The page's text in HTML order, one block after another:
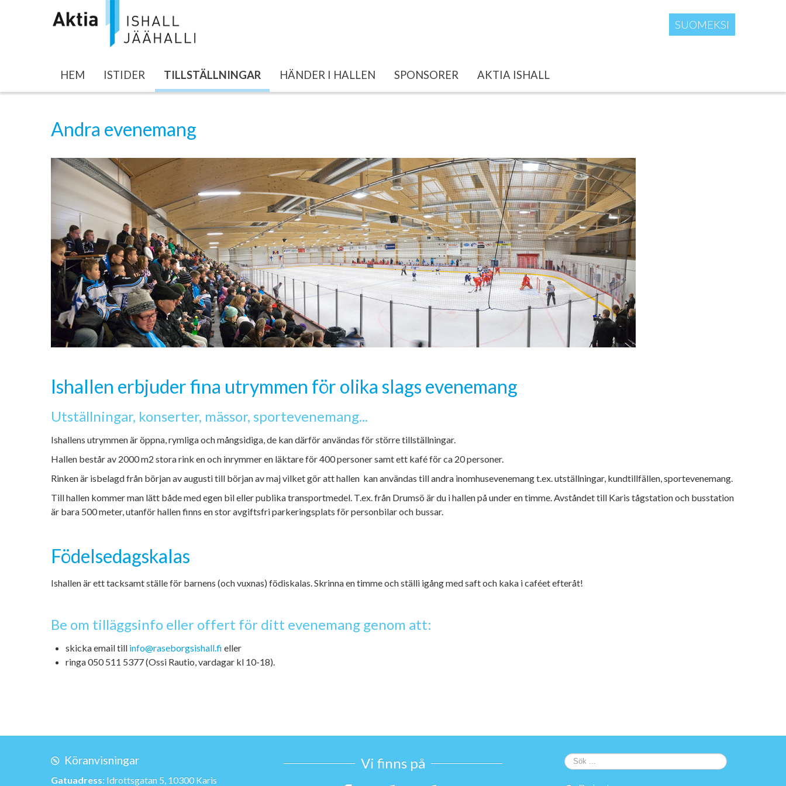
SUOMEKSI
HEM ISTIDER TILLSTÄLLNINGAR HÄNDER I HALLEN SPONSORER AKTIA ISHALL
Andra evenemang
Ishallen erbjuder fina utrymmen för olika slags evenemang
Utställningar, konserter, mässor, sportevenemang...
Ishallens utrymmen är öppna, rymliga och mångsidiga, de kan därför användas för större tillställningar.
Hallen består av 2000 m2 stora rink en och inrymmer en läktare för 400 personer samt ett kafé för ca 20 personer.
Rinken är isbelagd från början av augusti till början av maj vilket gör att hallen kan användas till andra inomhusevenemang t.ex. utställningar, kundtillfällen, sportevenemang.
Till hallen kommer man lätt både med egen bil eller publika transportmedel. T.ex. från Drumsö är du i hallen på under en timme. Avståndet till Karis tågstation och busstation
är bara 500 meter, utanför hallen finns en stor avgiftsfri parkeringsplats för personbilar och bussar.
Födelsedagskalas
Ishallen är ett tacksamt ställe för barnens (och vuxnas) födiskalas.Skrinna en timme och ställi igång med saft och kaka i caféet efteråt!
Be om tilläggsinfo eller offert för ditt evenemang genom att:
skicka email till info@raseborgsishall.fi eller
ringa 050 511 5377 (Ossi Rautio, vardagar kl 10-18).
Köranvisningar
Gatuadress: Idrottsgatan 5, 10300 Karis
Vi finns på
Sök
...